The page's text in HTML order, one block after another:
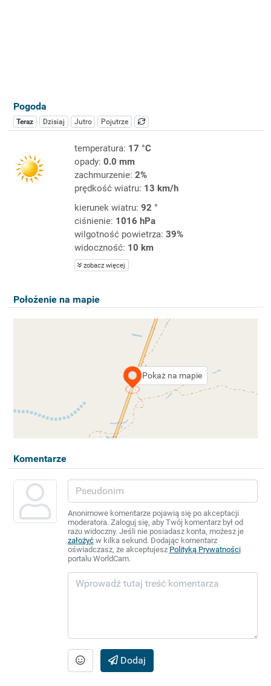
Pogoda
Teraz Dzisiaj Jutro Pojutrze
temperatura: 17 °C
opady: 0.0 mm
zachmurzenie: 2%
prędkość wiatru: 13 km/h
kierunek wiatru: 92 °
ciśnienie: 1016 hPa
wilgotność powietrza: 39%
widoczność: 10 km
zobacz więcej
Położenie na mapie
Pokaż na mapie
Komentarze
Anonimowe komentarze pojawią się po akceptacji
moderatora. Zaloguj się, aby Twój komentarz był od
razu widoczny. Jeśli nie posiadasz konta, możesz je
założyćw kilka sekund. Dodając komentarz
oświadczasz, że akceptujesz Polityką Prywatności
portalu WorldCam.
Dodaj